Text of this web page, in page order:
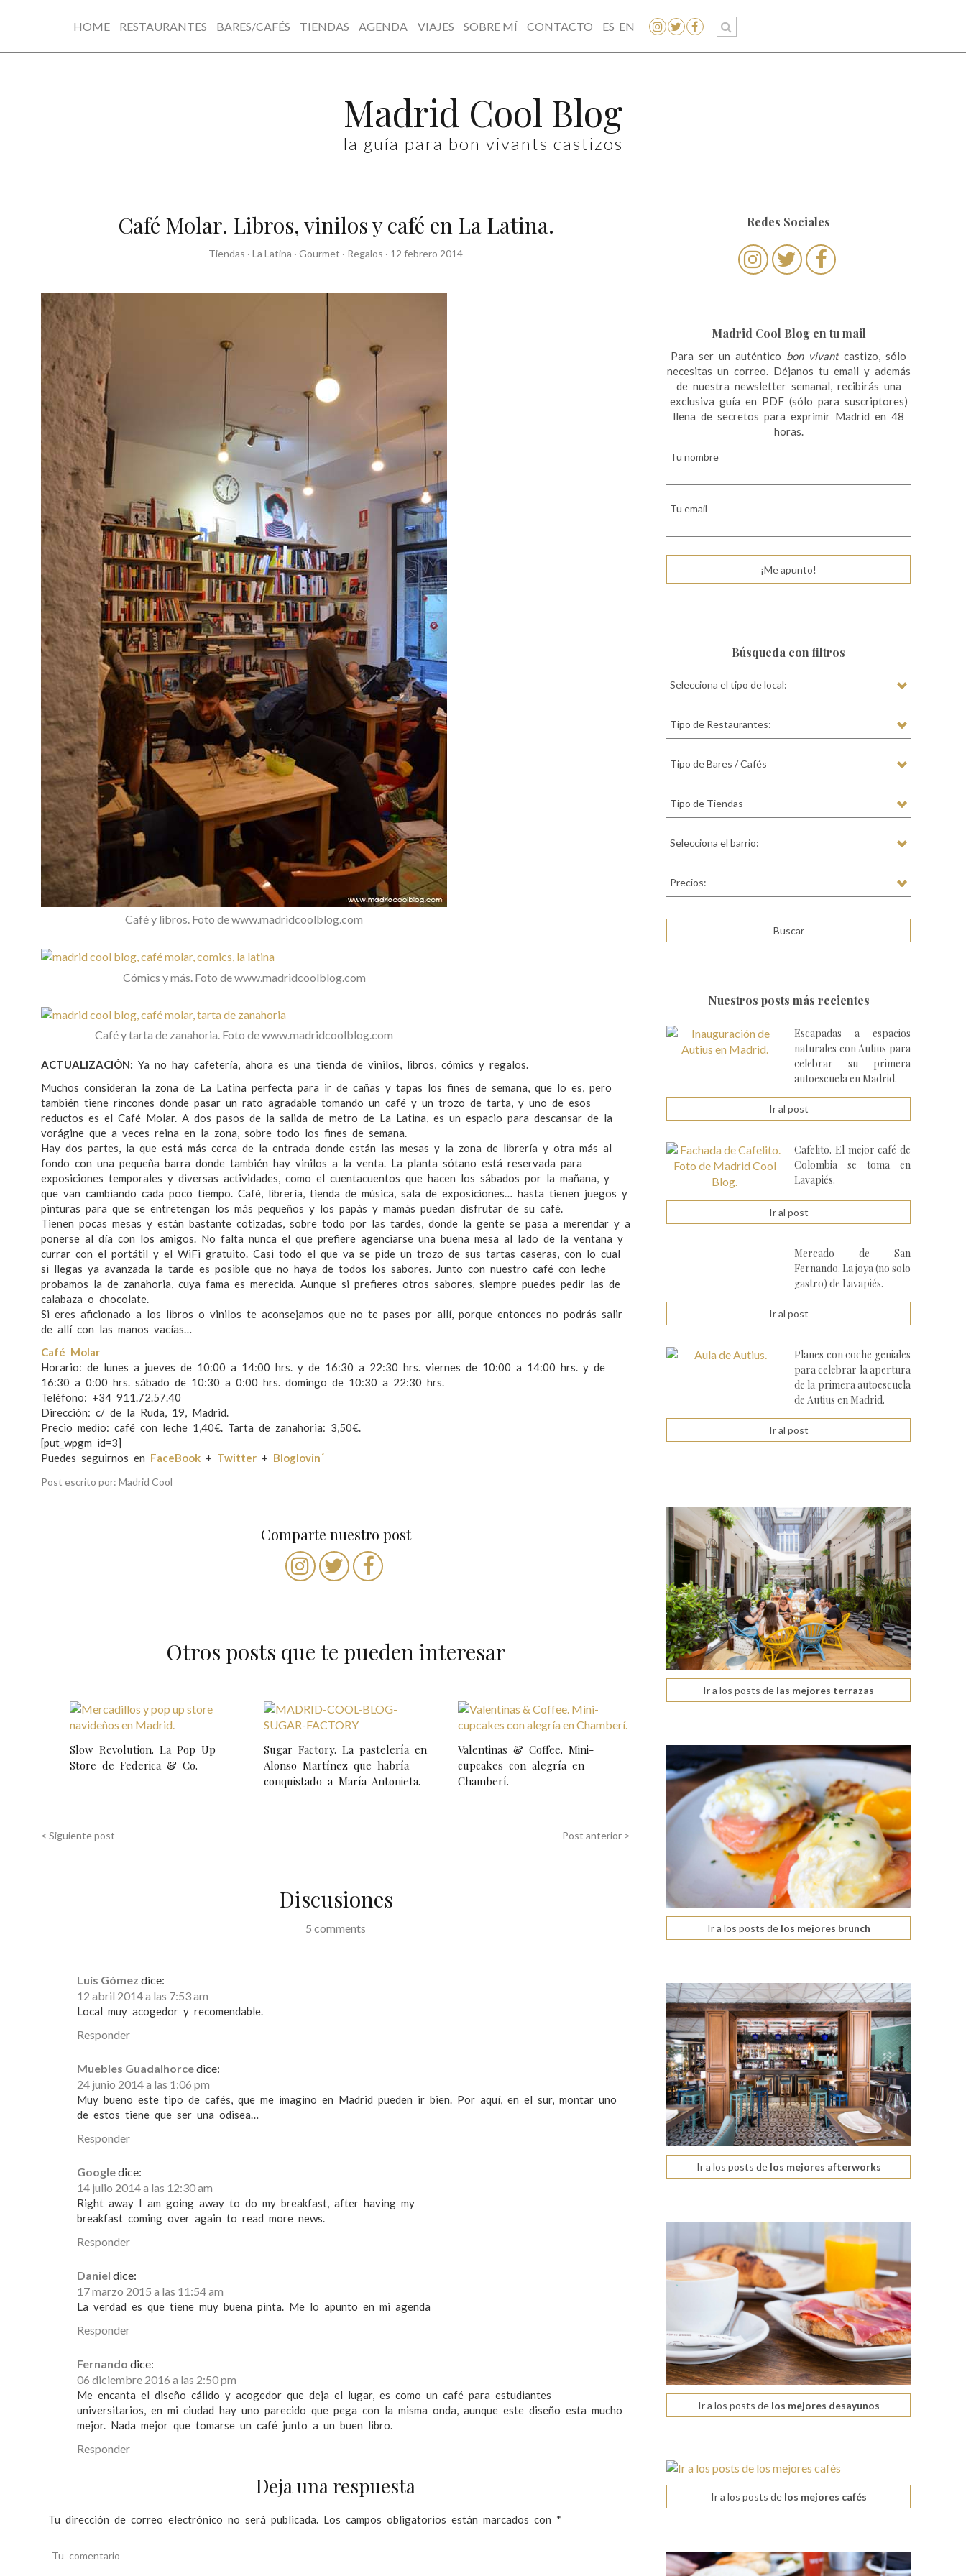
HOME RESTAURANTES BARES/CAFÉS TIENDAS AGENDA VIAJES SOBRE MÍ CONTACTO ES EN
Madrid Cool Blog
la guía para bon vivants castizos
Café Molar. Libros, vinilos y café en La Latina.
Tiendas · La Latina · Gourmet · Regalos · 12 febrero 2014
Café y libros. Foto de www.madridcoolblog.com
Cómics y más. Foto de www.madridcoolblog.com
Café y tarta de zanahoria. Foto de www.madridcoolblog.com
ACTUALIZACIÓN: Ya no hay cafetería, ahora es una tienda de vinilos, libros, cómics y regalos.
Muchos consideran la zona de La Latina perfecta para ir de cañas y tapas los fines de semana, que lo es, pero
también tiene rincones donde pasar un rato agradable tomando un café y un trozo de tarta, y uno de esos
reductos es el Café Molar. A dos pasos de la salida de metro de La Latina, es un espacio para descansar de la
vorágine que a veces reina en la zona, sobre todo los fines de semana.
Hay dos partes, la que está más cerca de la entrada donde están las mesas y la zona de librería y otra más al
fondo con una pequeña barra donde también hay vinilos a la venta. La planta sótano está reservada para
exposiciones temporales y diversas actividades, como el cuentacuentos que hacen los sábados por la mañana, y
que van cambiando cada poco tiempo. Café, librería, tienda de música, sala de exposiciones… hasta tienen juegos y
pinturas para que se entretengan los más pequeños y los papás y mamás puedan disfrutar de su café.
Tienen pocas mesas y están bastante cotizadas, sobre todo por las tardes, donde la gente se pasa a merendar y a
ponerse al día con los amigos. No falta nunca el que prefiere agenciarse una buena mesa al lado de la ventana y
currar con el portátil y el WiFi gratuito. Casi todo el que va se pide un trozo de sus tartas caseras, con lo cual
si llegas ya avanzada la tarde es posible que no haya de todos los sabores. Junto con nuestro café con leche
probamos la de zanahoria, cuya fama es merecida. Aunque si prefieres otros sabores, siempre puedes pedir las de
calabaza o chocolate.
Si eres aficionado a los libros o vinilos te aconsejamos que no te pases por allí, porque entonces no podrás salir
de allí con las manos vacías…
Café Molar
Horario: de lunes a jueves de 10:00 a 14:00 hrs. y de 16:30 a 22:30 hrs. viernes de 10:00 a 14:00 hrs. y de
16:30 a 0:00 hrs. sábado de 10:30 a 0:00 hrs. domingo de 10:30 a 22:30 hrs.
Teléfono: +34 911.72.57.40
Dirección: c/ de la Ruda, 19, Madrid.
Precio medio: café con leche 1,40€. Tarta de zanahoria: 3,50€.
[put_wpgm id=3]
Puedes seguirnos en FaceBook + Twitter + Bloglovin´
Post escrito por: Madrid Cool
Comparte nuestro post
Otros posts que te pueden interesar
Slow Revolution. La Pop Up
Store de Federica & Co.
Sugar Factory. La pastelería en
Alonso Martínez que habría
conquistado a María Antonieta.
Valentinas & Coffee. Mini-
cupcakes con alegría en
Chamberí.
a
Post anterior >
< Siguiente post
Discusiones
5 comments
Luis Gómez dice:
12 abril 2014 a las 7:53 am
Local muy acogedor y recomendable.
Responder
Muebles Guadalhorcedice:
24 junio 2014 a las 1:06 pm
Muy bueno este tipo de cafés, que me imagino en Madrid pueden ir bien. Por aquí, en el sur, montar uno
de estos tiene que ser una odisea…
Responder
Googledice:
14 julio 2014 a las 12:30 am
Right away I am going away to do my breakfast, after having my
breakfast coming over again to read more news.
Responder
Daniel dice:
17 marzo 2015 a las 11:54 am
La verdad es que tiene muy buena pinta. Me lo apunto en mi agenda
Responder
Fernando dice:
06 diciembre 2016 a las 2:50 pm
Me encanta el diseño cálido y acogedor que deja el lugar, es como un café para estudiantes
universitarios, en mi ciudad hay uno parecido que pega con la misma onda, aunque este diseño esta mucho
mejor. Nada mejor que tomarse un café junto a un buen libro.
Responder
Deja una respuesta
Tu dirección de correo electrónico no será publicada. Los campos obligatorios están marcados con *
Tu comentario
Redes Sociales
Madrid Cool Blog en tu mail
Para ser un auténtico bon vivantcastizo, sólo
necesitas un correo. Déjanos tu email y además
de nuestra newsletter semanal, recibirás una
exclusiva guía en PDF (sólo para suscriptores)
llena de secretos para exprimir Madrid en 48
horas.
Tu nombre
Tu email
¡Me apunto!
Búsqueda con filtros
Selecciona el tipo de local:
Tipo de Restaurantes:
Tipo de Bares / Cafés
Tipo de Tiendas
Selecciona el barrio:
Precios:
Nuestros posts más recientes
Escapadas a espacios
naturales con Autius para
celebrar su primera
autoescuela en Madrid.
Ir al post
Cafelito. El mejor café de
Colombia se toma en
Lavapiés.
Ir al post
Mercado de San
Fernando. La joya (no solo
gastro) de Lavapiés.
Ir al post
Planes con coche geniales
para celebrar la apertura
de la primera autoescuela
de Autius en Madrid.
Ir al post
Ir a los posts de las mejores terrazas
Ir a los posts delos mejores brunch
Ir a los posts delos mejores afterworks
Ir a los posts delos mejores desayunos
Ir a los posts delos mejores cafés